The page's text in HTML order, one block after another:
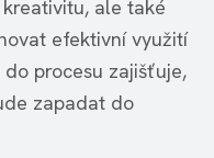
ale také
efektivní využití
procesu zajišťuje,
zapadat do